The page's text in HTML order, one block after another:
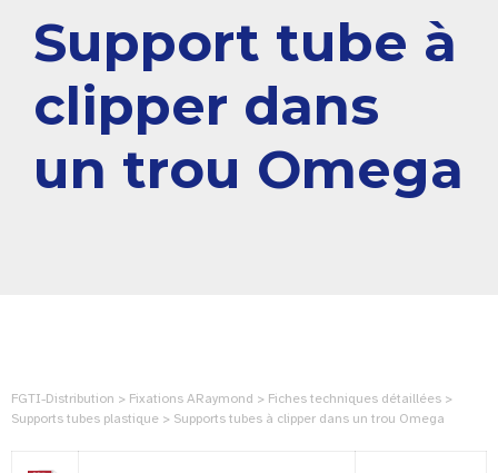
Support tube à
clipper dans
un trou Omega
FGTI-Distribution > Fixations ARaymond > Fiches techniques détaillées >
Supports tubes plastique > Supports tubes à clipper dans un trou Omega